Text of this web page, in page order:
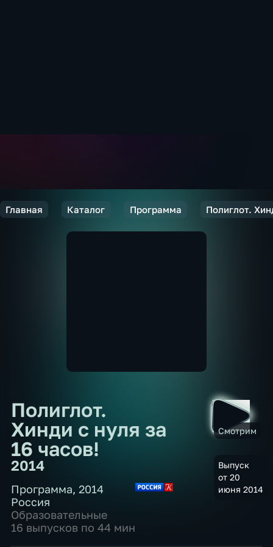
Главная Каталог Программа Полиглот.
Полиглот.
Хинди с нуля за
16 часов!
2014
Смотрим
Выпуск
от 20
июня 2014
Программа,2014
Россия
Образовательные
16 выпусков по 44 мин